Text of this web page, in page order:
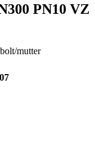
PN10 VZ
mutter